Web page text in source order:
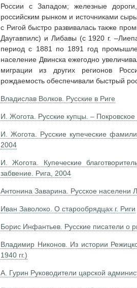
России с Западом; железные
российским рынком и источниками
с Ригой быстро развивалась также
Даугавпилс) и Либавы (с 1920 г.
период с 1881 по 1891 год
население Двинска ежегодно
миграции из других регионов
рождаемость обеспечивали быстрый
Владислав Волков. Русские в Риге
И. Жогота. Русские купцы. –
И. Жогота. Русские купеческие
2004
И. Жогота. Купеческие
забвение. Рига, 2004
Антонина Заварина. Русское населени
Иван Заволоко. О старообрядцах г. Риги
Борис Инфантьев. Русские писатели о
Владимир Никонов. Из истории
1940 гг.)
А. Гурин Руководители царской